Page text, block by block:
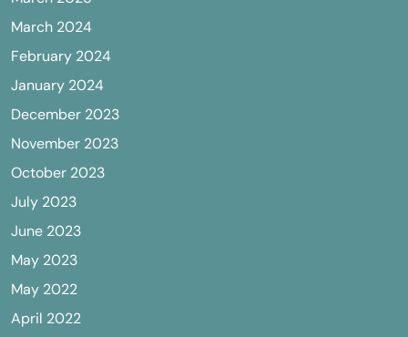
March 2024
February 2024
January 2024
December 2023
November 2023
October 2023
July 2023
June 2023
May 2023
May 2022
April 2022